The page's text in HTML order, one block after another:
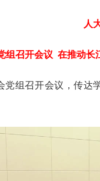
人
组召开会议 在推动长
党组召开会议，传达